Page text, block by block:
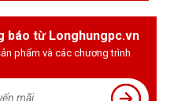
báo từ Longhungpc.vn
phẩm và các chương trình